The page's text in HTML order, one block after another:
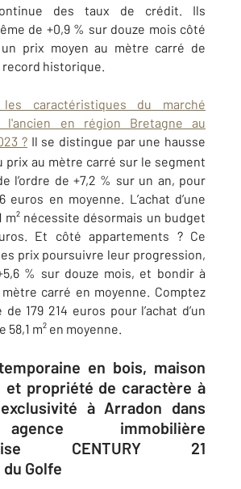
des taux de crédit. Ils
de +0,9 % sur douze mois côté
un prix moyen au mètre carré de
record historique.
caractéristiques du marché
l'ancien en région Bretagne au
? Il se distingue par une hausse
prix au mètre carré sur le segment
l’ordre de +7,2 % sur un an, pour
euros en moyenne. L’achat d’une
m² nécessite désormais un budget
Et côté appartements ? Ce
prix poursuivre leur progression,
% sur douze mois, et bondir à
carré en moyenne. Comptez
179 214 euros pour l’achat d’un
m² en moyenne.
en bois, maison
et propriété de caractère à
à Arradon dans
immobilière
CENTURY 21
Golfe